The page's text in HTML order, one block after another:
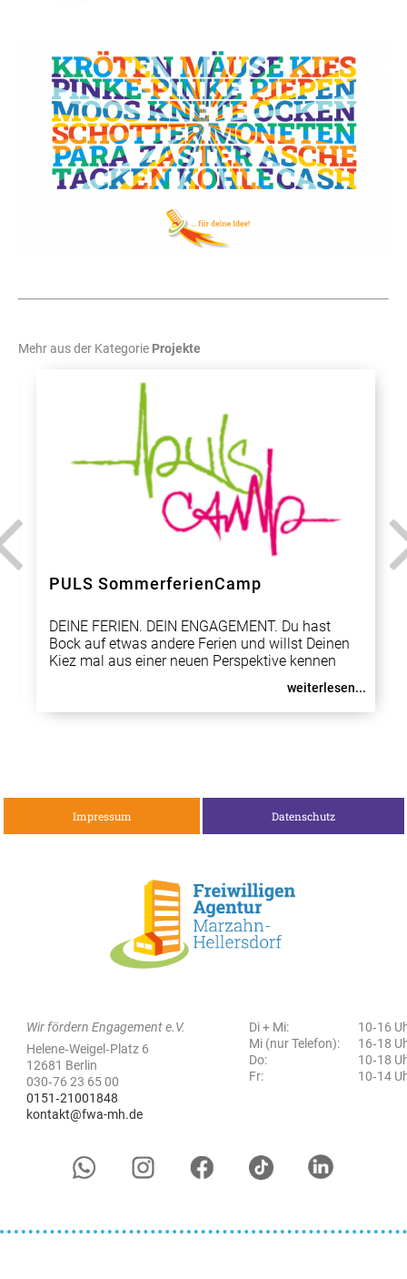
Mehr aus der Kategorie Projekte
PULS SommerferienCamp
DEINE FERIEN. DEIN ENGAGEMENT. Du hast
Bock auf etwas andere Ferien und willst Deinen
Kiez mal aus einer neuen Perspektive kennen
lernen? Du bist zwischen 14 und 25 Jahre alt?
Dann freu Dich auf das PULS Camp für junges
Engagement Marzahn-Hellersdorf. Zusammen
weiterlesen...
Impressum Datenschutz
Wir fördern Engagement e.V.
Helene‑Weigel‑Platz 6
12681 Berlin
030‑76 23 65 00
0151‑21001848
kontakt@fwa-mh.de
Di + Mi:
10‑16
Mi (nur Telefon):
16‑18
Do:
10‑18
Fr:
10‑14